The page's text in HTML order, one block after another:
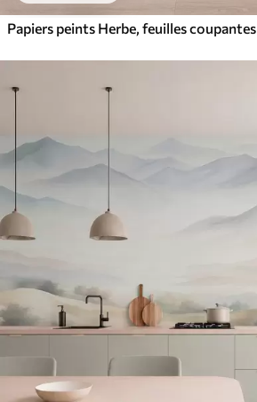
Papiers peints Herbe, feuilles coupantes